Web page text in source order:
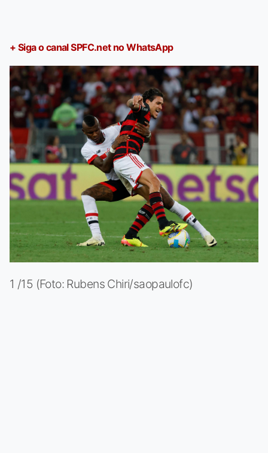
+ Siga o canal SPFC.net no WhatsApp
1 /15 (Foto: Rubens Chiri/saopaulofc)